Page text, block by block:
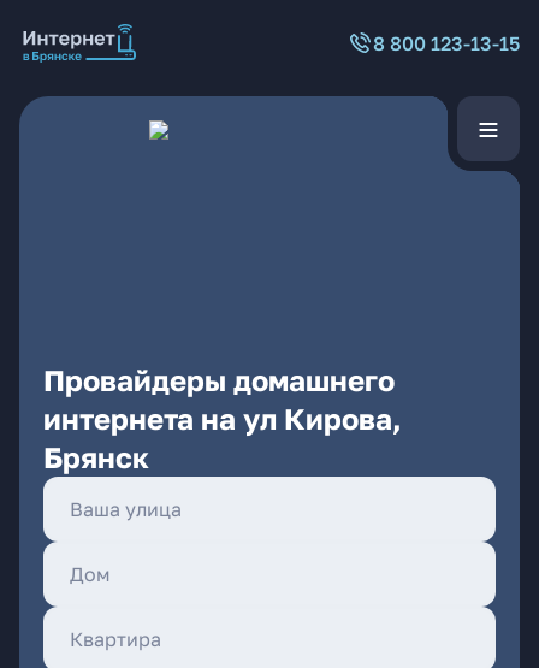
8 800 123-13-15
Провайдеры домашнего
интернета на ул Кирова,
Брянск